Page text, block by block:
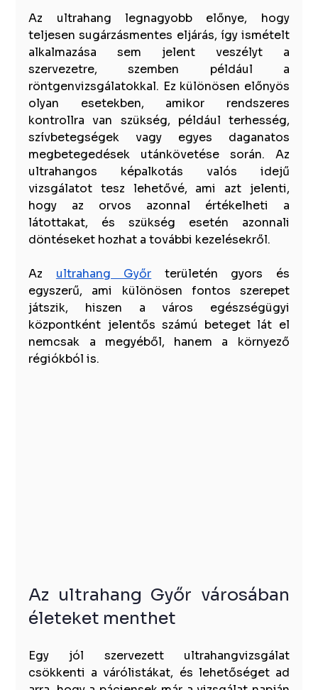
Az ultrahang legnagyobb előnye, hogy
teljesen sugárzásmentes eljárás, így ismételt
alkalmazása sem jelent veszélyt a
szervezetre, szemben például a
röntgenvizsgálatokkal. Ez különösen előnyös
olyan esetekben, amikor rendszeres
kontrollra van szükség, például terhesség,
szívbetegségek vagy egyes daganatos
megbetegedések utánkövetése során. Az
ultrahangos képalkotás valós idejű
vizsgálatot tesz lehetővé, ami azt jelenti,
hogy az orvos azonnal értékelheti a
látottakat, és szükség esetén azonnali
döntéseket hozhat a további kezelésekről.
Az ultrahang Győr területén gyors és
egyszerű, ami különösen fontos szerepet
játszik, hiszen a város egészségügyi
központként jelentős számú beteget lát el
nemcsak a megyéből, hanem a környező
régiókból is.
Az ultrahang Győr városában
életeket menthet
Egy jól szervezett ultrahangvizsgálat
csökkenti a várólistákat, és lehetőséget ad